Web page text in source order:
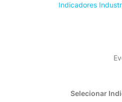
Indicadores
Selecionar